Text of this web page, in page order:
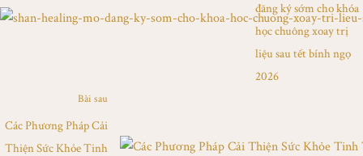
đăng ký sớm cho khóa
học chuông xoay trị
liệu sau tết bính ngọ
2026
Bài sau
Các Phương Pháp Cải
Thiện Sức Khỏe Tinh